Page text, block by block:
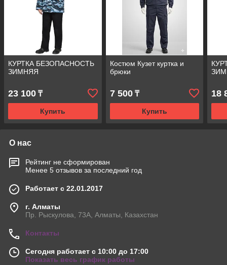
КУРТКА БЕЗОПАСНОСТЬ
ЗИМНЯЯ
23 100 ₸
Купить
Костюм Кузет куртка и
брюки
7 500₸
Купить
18
О нас
Рейтинг не сформирован
Менее 5 отзывов за последний год
Работает с 22.01.2017
г. Алматы
Пр. Рыскулова, 73А, Алматы, Казахстан
Контакты
Сегодня работает с 10:00 до 17:00
Показать весь график работы